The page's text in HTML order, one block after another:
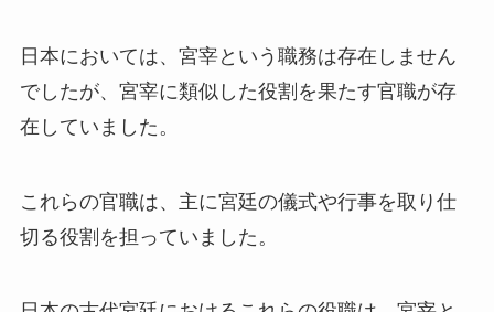
日本においては、宮宰という職務は存在しません
でしたが、宮宰に類似した役割を果たす官職が存
在していました。
これらの官職は、主に宮廷の儀式や行事を取り仕
切る役割を担っていました。